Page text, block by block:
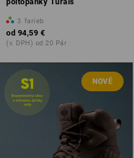
3 farieb
od 94,59 €
(v. DPH) od 20 Pár
NOVÉ